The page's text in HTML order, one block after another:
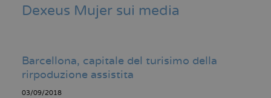
Dexeus Mujer sui media
Barcellona, capitale del turisimo della
rirpoduzione assistita
03/09/2018